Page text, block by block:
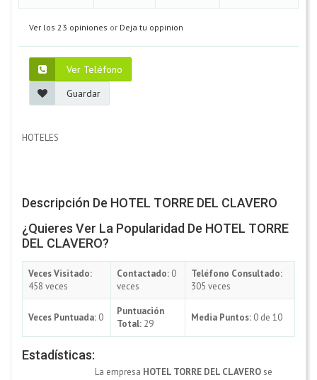
Ver los 23 opiniones or Deja tu oppinion
Ver Teléfono
Guardar
HOTELES
Descripción De HOTEL TORRE DEL CLAVERO
¿Quieres Ver La Popularidad De HOTEL TORRE
DEL CLAVERO?
Veces Visitado:
458 veces
Contactado: 0
veces
Teléfono Consultado:
305 veces
Veces Puntuada: 0
Puntuación
Total: 29
Media Puntos: 0 de 10
Estadísticas:
La empresa HOTEL TORRE DEL CLAVEROse